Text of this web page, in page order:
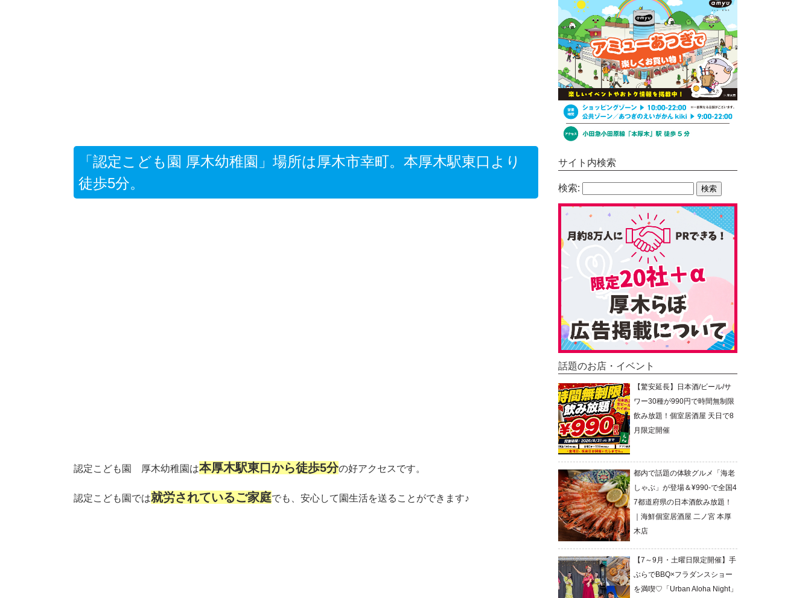
「認定こども園 厚木幼稚園」場所は厚木市幸町。本厚木駅東口より
徒歩5分。
認定こども園 厚木幼稚園は本厚木駅東口から徒歩5分の好アクセスです。
認定こども園では就労されているご家庭でも、安心して園生活を送ることができます♪
サイト内検索
検索:
話題のお店・イベント
【驚安延長】日本酒/ビール/サ
ワー30種が990円で時間無制限
飲み放題！個室居酒屋 天日で8
月限定開催
都内で話題の体験グルメ「海老
しゃぶ」が登場＆¥990-で全国4
7都道府県の日本酒飲み放題！
｜海鮮個室居酒屋 二ノ宮 本厚
木店
【7～9月・土曜日限定開催】手
ぶらでBBQ×フラダンスショー
を満喫♡「Urban Aloha Night」